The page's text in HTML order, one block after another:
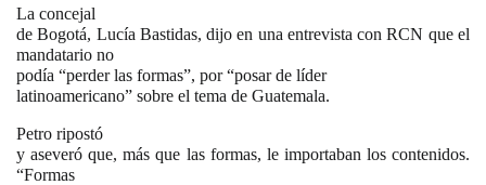
La concejal
de Bogotá, Lucía Bastidas, dijo en una entrevista con RCN que el
mandatario no
podía “perder las formas”, por “posar de líder
latinoamericano” sobre el tema de Guatemala.
Petro ripostó
y aseveró que, más que las formas, le importaban los contenidos.
“Formas